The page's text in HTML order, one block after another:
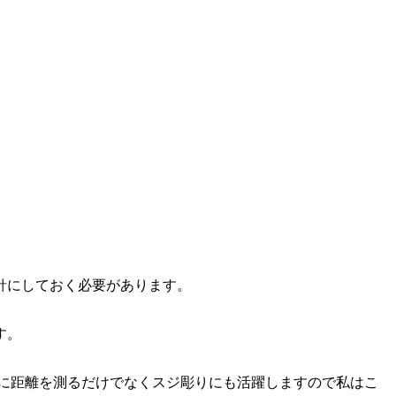
しておく必要があります。
離を測るだけでなくスジ彫りにも活躍しますので私はこ